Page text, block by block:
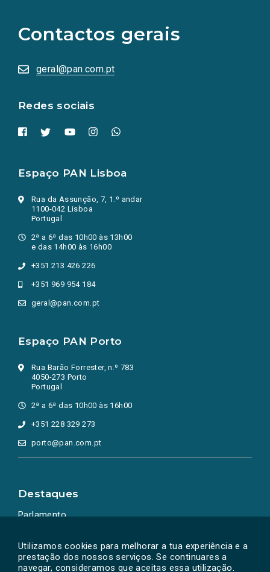
Utilizamos cookies para melhorar a tua experiência e a
prestação dos nossos serviços. Se continuares a
navegar, consideramos que aceitas essa utilização.
Contactos gerais
geral@pan.com.pt
Redes sociais
redes
sociais
numa
nova
Espaço PAN Lisboa
Rua da Assunção, 7, 1.º andar
1100-042 Lisboa
Portugal
2ª a 6ª das 10h00 às 13h00
e das 14h00 às 16h00
+351 213 426 226
+351 969 954 184
geral@pan.com.pt
Espaço PAN Porto
Rua Barão Forrester, n.º 783
4050-273 Porto
Portugal
2ª a 6ª das 10h00 às 16h00
+351 228 329 273
porto@pan.com.pt
Destaques
Parlamento